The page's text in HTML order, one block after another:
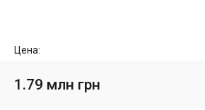
Цена:
1.79 млн грн